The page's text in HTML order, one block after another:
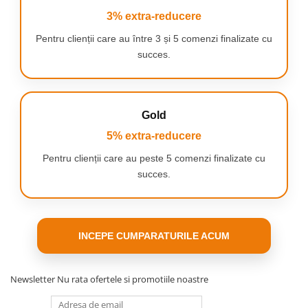
cuprinzător care vă va economisi timp și
bani.Setul este proiectat cu atenție ținând cont de
nevoile fiecărui biciclist.
Este, de asemenea, o idee grozavă de cadou
în orice situație.
3% extra-reducere
Pentru clienții care au între 3 și 5 comenzi finalizate cu
succes.
Gold
5% extra-reducere
Pentru clienții care au peste 5 comenzi finalizate cu
succes.
INCEPE CUMPARATURILE ACUM
Newsletter Nu rata ofertele si promotiile noastre